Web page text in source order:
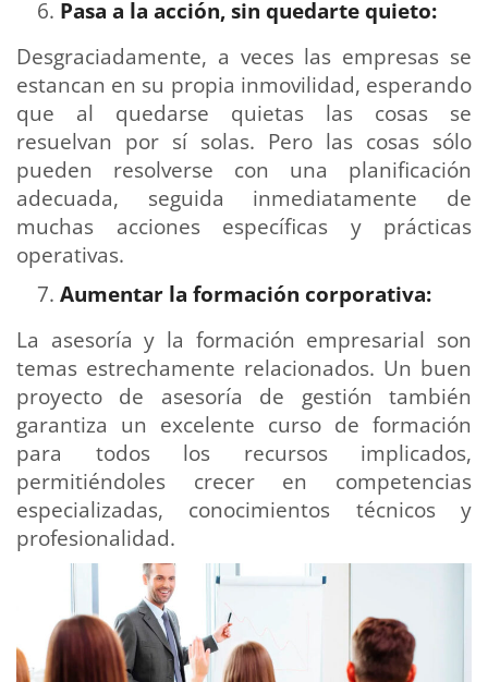
Pasa a la acción, sin quedarte quieto:
Desgraciadamente, a veces las empresas se
estancan en su propia inmovilidad, esperando
que al quedarse quietas las cosas se
resuelvan por sí solas. Pero las cosas sólo
pueden resolverse con una planificación
adecuada, seguida inmediatamente de
muchas acciones específicas y prácticas
operativas.
Aumentar la formación corporativa:
La asesoría y la formación empresarial son
temas estrechamente relacionados. Un buen
proyecto de asesoría de gestión también
garantiza un excelente curso de formación
para todos los recursos implicados,
permitiéndoles crecer en competencias
especializadas, conocimientos técnicos y
profesionalidad.